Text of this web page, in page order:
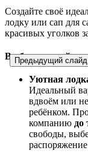
Предыдущий слайд
Создайте своё
лодку или сап для
красивых уголков
Выберите свой
Уютная
Идеальный
вдвоём или
ребёнком.
компанию до
свободы,